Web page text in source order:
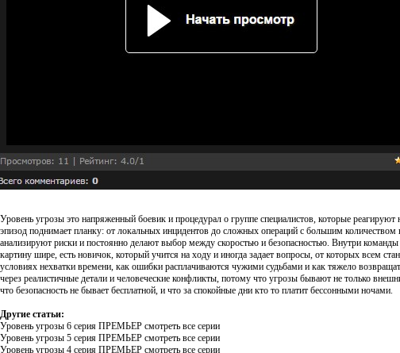
Уровень угрозы это напряженный боевик и процедурал о группе специалистов, которые
эпизод поднимает планку: от локальных инцидентов до сложных операций с большим
анализируют риски и постоянно делают выбор между скоростью и безопасностью. Внутри команды
картину шире, есть новичок, который учится на ходу и иногда задает вопросы, от которых всем
условиях нехватки времени, как ошибки расплачиваются чужими судьбами и как тяжело
через реалистичные детали и человеческие конфликты, потому что угрозы бывают не только
что безопасность не бывает бесплатной, и что за спокойные дни кто то платит бессонными ночами.
Другие статьи:
Уровень угрозы 6 серия ПРЕМЬЕР смотреть все серии
Уровень угрозы 5 серия ПРЕМЬЕР смотреть все серии
Уровень угрозы 4 серия ПРЕМЬЕР смотреть все серии